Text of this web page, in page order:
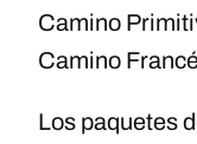
Camino
Camino
Los paquetes